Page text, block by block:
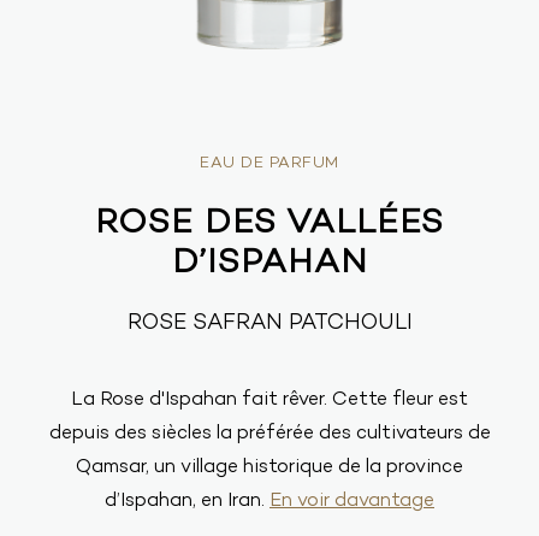
EAU DE PARFUM
ROSE DES VALLÉES
D’ISPAHAN
ROSE SAFRAN PATCHOULI
La Rose d'Ispahan fait rêver. Cette fleur est
depuis des siècles la préférée des cultivateurs de
Qamsar, un village historique de la province
d’Ispahan, en Iran. En voir davantage